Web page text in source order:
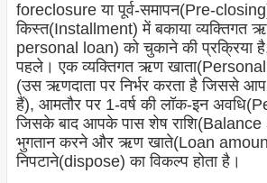
foreclosure या पूर्व-समापन(Pre-
किस्त(Installment) में बकाया व्यक्तिगत
personal loan) को चुकाने की प्रक्रिया
पहले। एक व्यक्तिगत ऋण
(उस ऋणदाता पर निर्भर करता है जिससे
हैं), आमतौर पर 1-वर्ष की लॉक-इन
जिसके बाद आपके पास शेष
भुगतान करने और ऋण खाते(Loan
निपटाने(dispose) का विकल्प होता है।